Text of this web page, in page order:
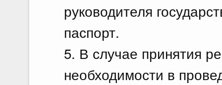
руководителя
паспорт.
5. В случае принятия
необходимости в